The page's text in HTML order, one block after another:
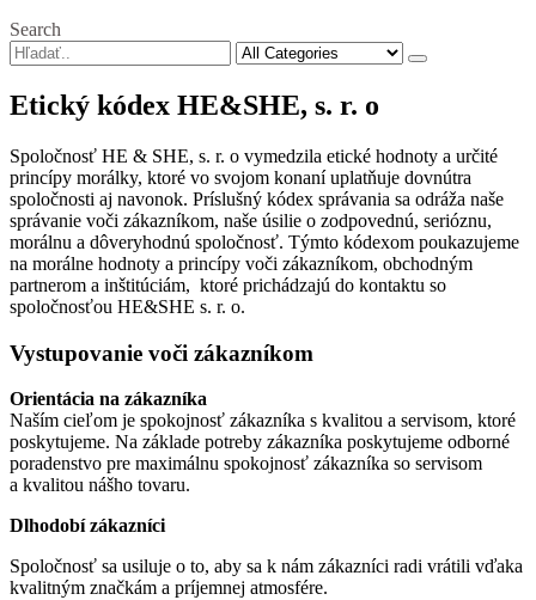
Search
Etický kódex HE&SHE, s. r. o
Spoločnosť HE & SHE, s. r. o vymedzila etické hodnoty a určité
princípy morálky, ktoré vo svojom konaní uplatňuje dovnútra
spoločnosti aj navonok. Príslušný kódex správania sa odráža naše
správanie voči zákazníkom, naše úsilie o zodpovednú, serióznu,
morálnu a dôveryhodnú spoločnosť. Týmto kódexom poukazujeme
na morálne hodnoty a princípy voči zákazníkom, obchodným
partnerom a inštitúciám, ktoré prichádzajú do kontaktu so
spoločnosťou HE&SHE s. r. o.
Vystupovanie voči zákazníkom
Orientácia na zákazníka
Naším cieľom je spokojnosť zákazníka s kvalitou a servisom, ktoré
poskytujeme. Na základe potreby zákazníka poskytujeme odborné
poradenstvo pre maximálnu spokojnosť zákazníka so servisom
a kvalitou nášho tovaru.
Dlhodobí zákazníci
Spoločnosť sa usiluje o to, aby sa k nám zákazníci radi vrátili vďaka
kvalitným značkám a príjemnej atmosfére.